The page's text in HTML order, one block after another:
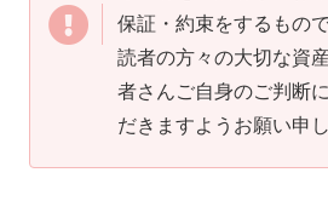
保証・約束をするもの
読者の方々の大切な資
者さんご自身のご判断
だきますようお願い申